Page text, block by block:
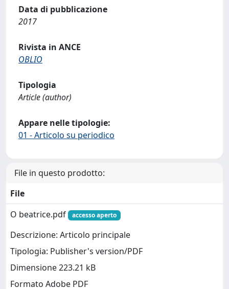
Data di pubblicazione
2017
Rivista in ANCE
OBLIO
Tipologia
Article (author)
Appare nelle tipologie:
01 - Articolo su periodico
File in questo prodotto:
File
O beatrice.pdf
accesso aperto
Descrizione: Articolo principale
Tipologia: Publisher's version/PDF
Dimensione 223.21 kB
Formato Adobe PDF